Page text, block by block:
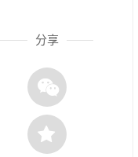
分享